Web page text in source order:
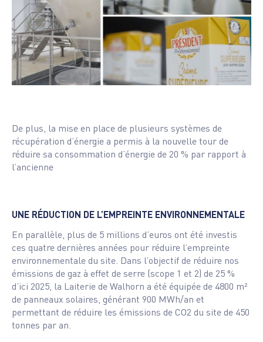
De plus, la mise en place de plusieurs systèmes de
récupération d’énergie a permis à la nouvelle tour de
réduire sa consommation d’énergie de 20 % par rapport à
l’ancienne
UNE RÉDUCTION DE L’EMPREINTE ENVIRONNEMENTALE
En parallèle, plus de 5 millions d’euros ont été investis
ces quatre dernières années pour réduire l’empreinte
environnementale du site. Dans l’objectif de réduire nos
émissions de gaz à effet de serre (scope 1 et 2) de 25 %
d’ici 2025, la Laiterie de Walhorn a été équipée de 4800 m²
de panneaux solaires, générant 900 MWh/an et
permettant de réduire les émissions de CO2 du site de 450
tonnes par an.